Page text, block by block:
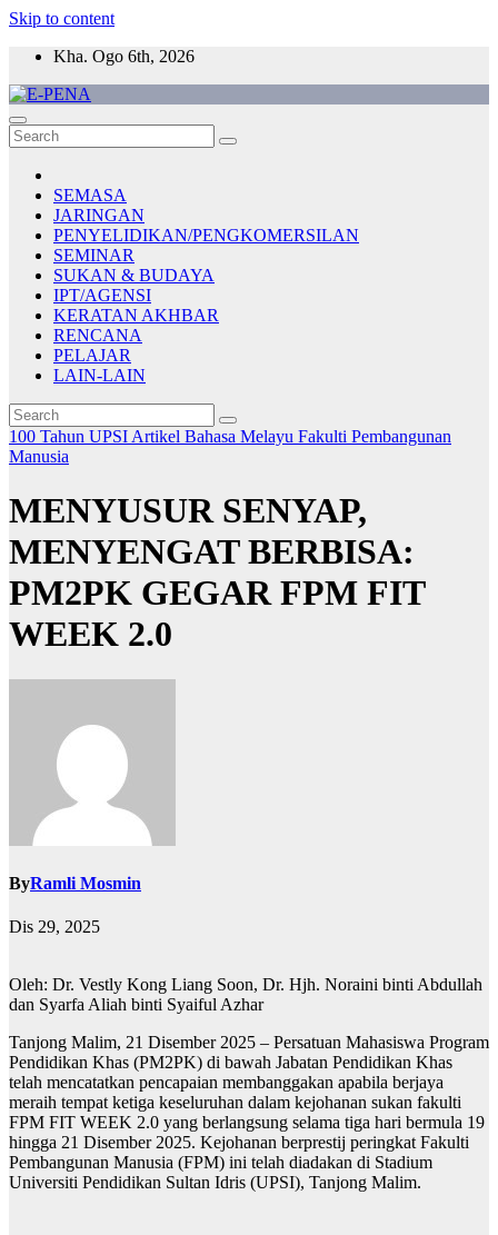
Skip to content
Kha. Ogo 6th, 2026
E-PENA
Berita Digital Terkini
SEMASA
JARINGAN
PENYELIDIKAN/PENGKOMERSILAN
SEMINAR
SUKAN & BUDAYA
IPT/AGENSI
KERATAN AKHBAR
RENCANA
PELAJAR
LAIN-LAIN
100 Tahun UPSI Artikel Bahasa Melayu Fakulti Pembangunan
Manusia
MENYUSUR SENYAP,
MENYENGAT BERBISA:
PM2PK GEGAR FPM FIT
WEEK 2.0
ByRamli Mosmin
Dis 29, 2025
Oleh: Dr. Vestly Kong Liang Soon, Dr. Hjh. Noraini binti Abdullah
dan Syarfa Aliah binti Syaiful Azhar
Tanjong Malim, 21 Disember 2025 – Persatuan Mahasiswa Program
Pendidikan Khas (PM2PK) di bawah Jabatan Pendidikan Khas
telah mencatatkan pencapaian membanggakan apabila berjaya
meraih tempat ketiga keseluruhan dalam kejohanan sukan fakulti
FPM FIT WEEK 2.0 yang berlangsung selama tiga hari bermula 19
hingga 21 Disember 2025. Kejohanan berprestij peringkat Fakulti
Pembangunan Manusia (FPM) ini telah diadakan di Stadium
Universiti Pendidikan Sultan Idris (UPSI), Tanjong Malim.